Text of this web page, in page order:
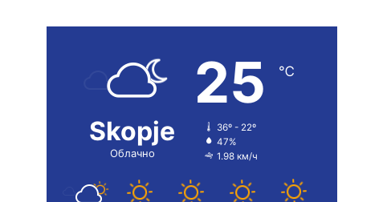
Skopje
Облачно
25 ℃
36º - 22º
47%
1.98 км/ч